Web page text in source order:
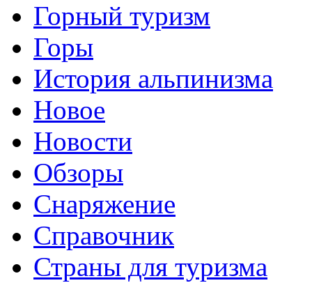
Горный туризм
Горы
История альпинизма
Новое
Новости
Обзоры
Снаряжение
Справочник
Страны для туризма